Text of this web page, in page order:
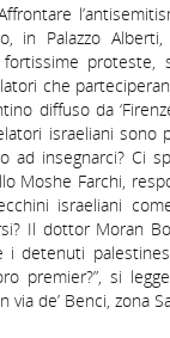
in Palazzo
fortissime
che
diffuso da
israeliani sono
ad insegnarci? Ci
Moshe Farchi,
israeliani
Il dottor Moran
i detenuti
premier?”, si
de’ Benci, zona